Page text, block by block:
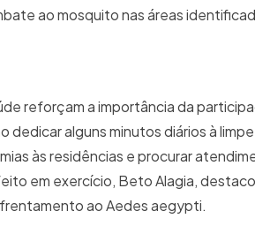
ao mosquito nas áreas
reforçam a importância da
dedicar alguns minutos diários à
às residências e procurar
em exercício, Beto Alagia,
ao Aedes aegypti.